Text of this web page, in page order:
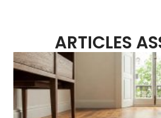
ARTICLES